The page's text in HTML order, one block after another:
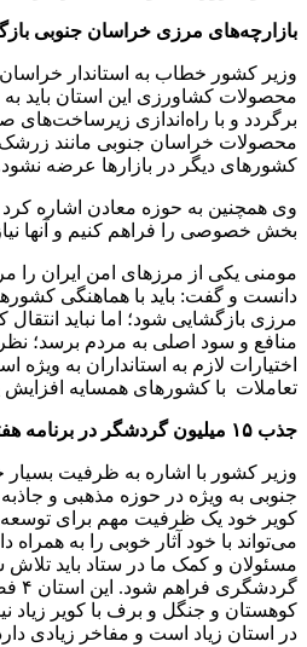
بازارچه‌های مرزی خراسان جنوبی
وزیر کشور خطاب به استاندار
محصولات کشاورزی این استان باید
برگردد و با راه‌اندازی زیرساخت‌های
محصولات خراسان جنوبی مانند
کشورهای دیگر در بازارها عرضه
وی همچنین به حوزه معادن اشاره کرد
بخش خصوصی را فراهم کنیم و آنها
مومنی یکی از مرزهای امن ایران را
دانست و گفت: باید با هماهنگی
مرزی بازگشایی شود؛ اما نباید
منافع و سود اصلی به مردم برسد؛
اختیارات لازم به استانداران به ویژه
تعاملات با کشورهای همسایه افزایش
جذب ۱۵ میلیون گردشگر در برنامه هفتم توسعه
وزیر کشور با اشاره به ظرفیت
جنوبی به ویژه در حوزه مذهبی و
کویر خود یک ظرفیت مهم برای
می‌تواند با خود آثار خوبی را به همراه
مسئولان و کمک ما در ستاد باید
کوهستان و جنگل و برف با کویر
در استان زیاد است و مفاخر زیادی